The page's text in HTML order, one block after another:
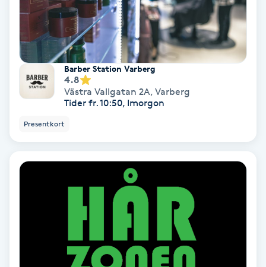
Lashlift Keratin
LED-ljusterapi
Liktornar
LPG-behandling
Barber Station Varberg
4.8
Västra Vallgatan 2A, Varberg
Tider fr. 10:50, Imorgon
Presentkort